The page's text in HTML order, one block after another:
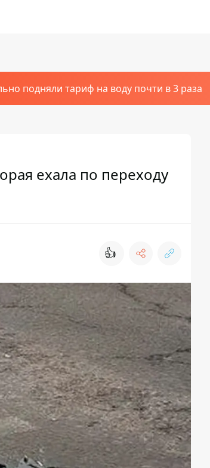
подняли тариф на воду почти в 3 раза
ехала по переходу
👍